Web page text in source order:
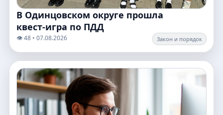
В Одинцовском округе прошла
квест‑игра по ПДД
👁️ 48 • 07.08.2026 Закон и порядок